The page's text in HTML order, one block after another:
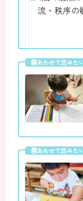
流・秩序の
あわせて読みた
あわせて読みた